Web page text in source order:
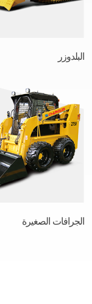
البلدوزر
الجرافات الصغيرة